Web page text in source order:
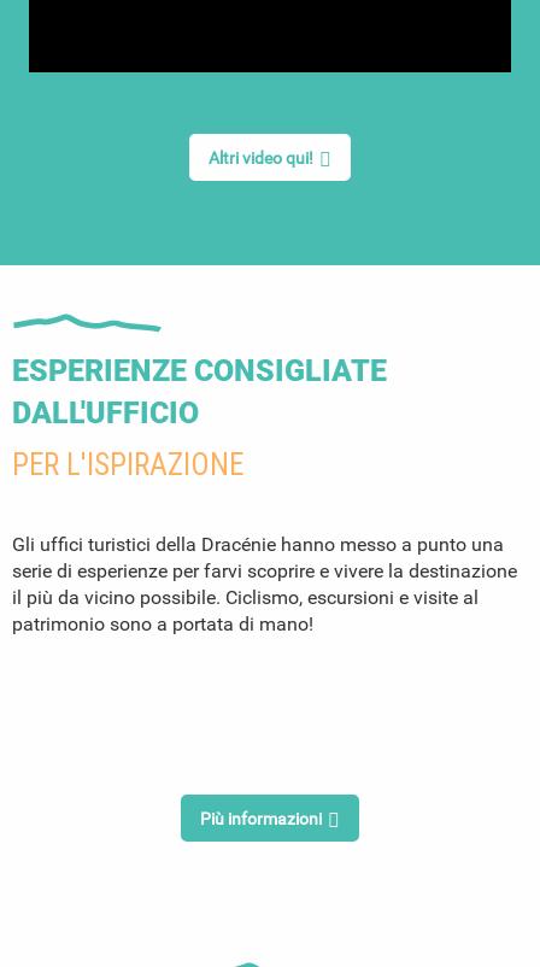
Altri video qui!
ESPERIENZE CONSIGLIATE
DALL'UFFICIO
PER L'ISPIRAZIONE
Gli uffici turistici della Dracénie hanno messo a punto una
serie di esperienze per farvi scoprire e vivere la destinazione
il più da vicino possibile. Ciclismo, escursioni e visite al
patrimonio sono a portata di mano!
Più informazioni